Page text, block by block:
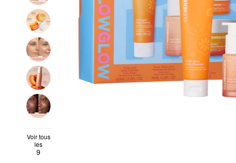
Voir tous
les
9